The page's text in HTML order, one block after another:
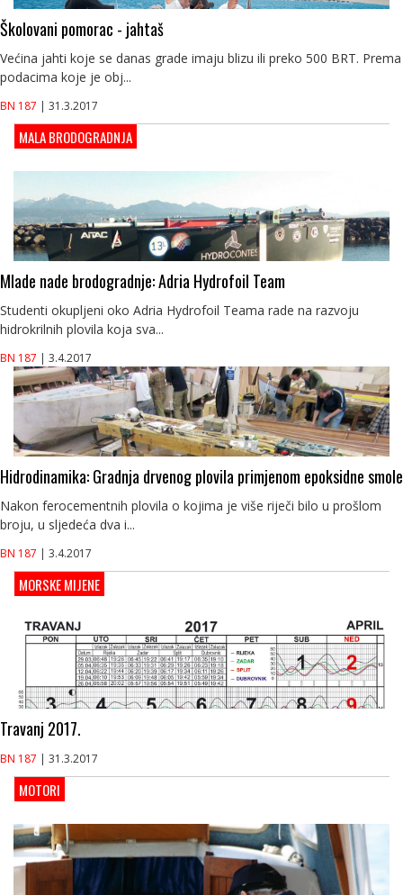
Školovani pomorac - jahtaš
Većina jahti koje se danas grade imaju blizu ili preko 500 BRT. Prema
podacima koje je obj...
BN 187 | 31.3.2017
MALA BRODOGRADNJA
Mlade nade brodogradnje: Adria Hydrofoil Team
Studenti okupljeni oko Adria Hydrofoil Teama rade na razvoju
hidrokrilnih plovila koja sva...
BN 187 | 3.4.2017
Hidrodinamika: Gradnja drvenog plovila primjenom epoksidne smole
Nakon ferocementnih plovila o kojima je više riječi bilo u prošlom
broju, u sljedeća dva i...
BN 187 | 3.4.2017
MORSKE MIJENE
Travanj 2017.
BN 187 | 31.3.2017
MOTORI